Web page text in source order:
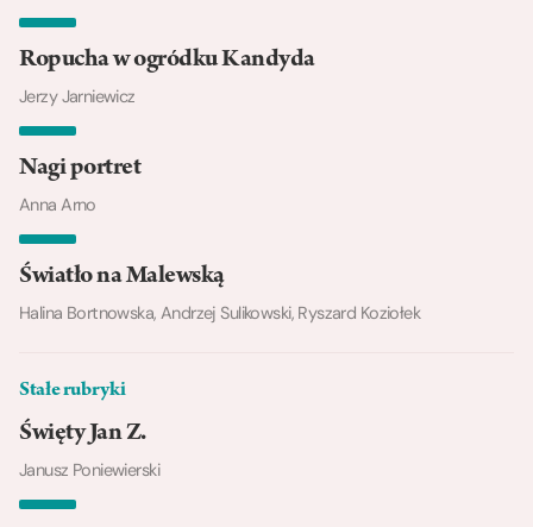
Ropucha w ogródku Kandyda
Jerzy Jarniewicz
Nagi portret
Anna Arno
Światło na Malewską
Halina Bortnowska, Andrzej Sulikowski, Ryszard Koziołek
Stałe rubryki
Święty Jan Z.
Janusz Poniewierski